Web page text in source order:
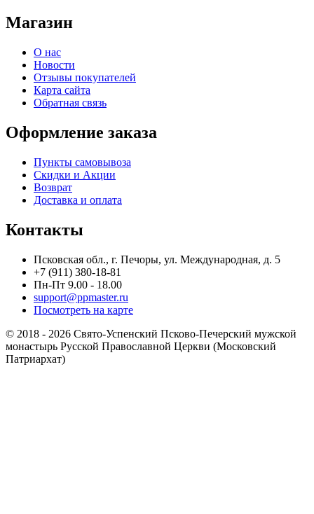
Магазин
О нас
Новости
Отзывы покупателей
Карта сайта
Обратная связь
Оформление заказа
Пункты самовывоза
Скидки и Акции
Возврат
Доставка и оплата
Контакты
Псковская обл., г. Печоры, ул. Международная, д. 5
+7 (911) 380-18-81
Пн-Пт 9.00 - 18.00
support@ppmaster.ru
Посмотреть на карте
© 2018 - 2026 Свято-Успенский Псково-Печерский мужской
монастырь Русской Православной Церкви (Московский
Патриархат)